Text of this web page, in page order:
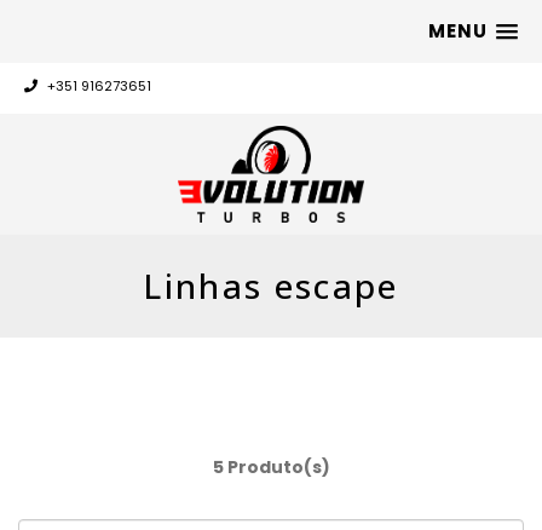
MENU
+351 916273651
Linhas escape
5 Produto(s)